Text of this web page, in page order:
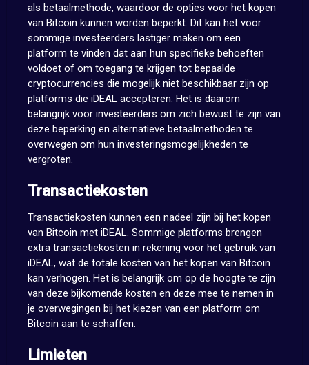
als betaalmethode, waardoor de opties voor het kopen
van Bitcoin kunnen worden beperkt. Dit kan het voor
sommige investeerders lastiger maken om een
platform te vinden dat aan hun specifieke behoeften
voldoet of om toegang te krijgen tot bepaalde
cryptocurrencies die mogelijk niet beschikbaar zijn op
platforms die iDEAL accepteren. Het is daarom
belangrijk voor investeerders om zich bewust te zijn van
deze beperking en alternatieve betaalmethoden te
overwegen om hun investeringsmogelijkheden te
vergroten.
Transactiekosten
Transactiekosten kunnen een nadeel zijn bij het kopen
van Bitcoin met iDEAL. Sommige platforms brengen
extra transactiekosten in rekening voor het gebruik van
iDEAL, wat de totale kosten van het kopen van Bitcoin
kan verhogen. Het is belangrijk om op de hoogte te zijn
van deze bijkomende kosten en deze mee te nemen in
je overwegingen bij het kiezen van een platform om
Bitcoin aan te schaffen.
Limieten